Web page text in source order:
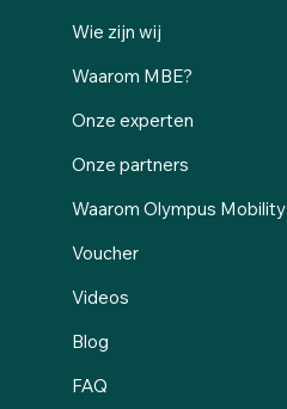
Wie zijn wij
Waarom MBE?
Onze experten
Onze partners
Waarom Olympus Mobility
Voucher
Videos
Blog
FAQ